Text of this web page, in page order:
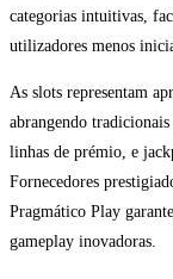
categorias intuitivas,
utilizadores menos
As slots representam
abrangendo
linhas de prémio, e
Fornecedores
Pragmático Play
gameplay inovadoras.